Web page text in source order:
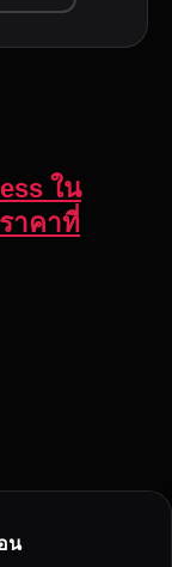
ใน
าคาที่
น